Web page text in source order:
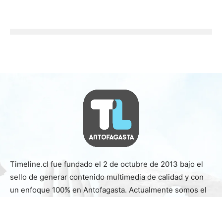
Timeline.cl fue fundado el 2 de octubre de 2013 bajo el
sello de generar contenido multimedia de calidad y con
un enfoque 100% en Antofagasta. Actualmente somos el